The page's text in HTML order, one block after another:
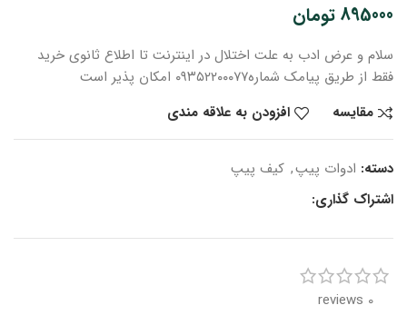
895000 تومان
سلام و عرض ادب به علت اختلال در اینترنت تا اطلاع ثانوی خرید
فقط از طریق پیامک شماره۰۹۳۵۲۲۰۰۰۷۷ امکان پذیر است
مقایسه
افزودن به علاقه مندی
دسته: ادوات پیپ, کیف پیپ
اشتراک گذاری:
0 reviews